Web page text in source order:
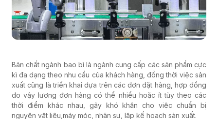
Bản chất ngành bao bì là ngành cung cấp các sản phẩm cực
kì đa dạng theo nhu cầu của khách hàng, đồng thời việc sản
xuất cũng là triển khai dựa trên các đơn đặt hàng, hợp đồng
do vậy lượng đơn hàng có thể nhiều hoặc ít tùy theo các
thời điểm khác nhau, gây khó khăn cho việc chuẩn bị
nguyên vật liệu,máy móc, nhân sự, lập kế hoạch sản xuất.